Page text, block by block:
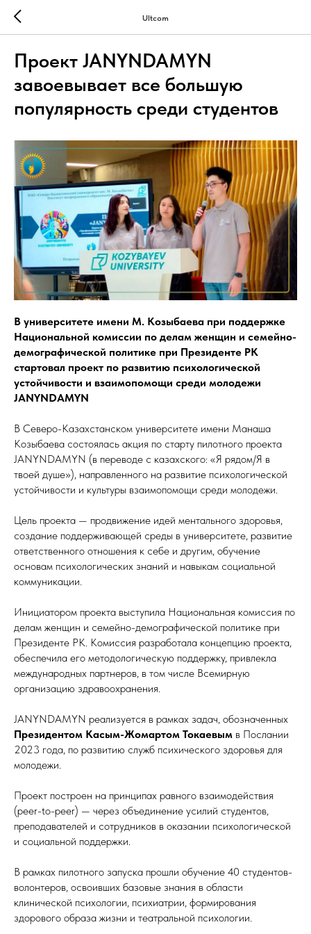
Ultcom
Проект JANYNDAMYN
завоевывает все большую
популярность среди студентов
В университете имени М. Козыбаева при поддержке
Национальной комиссии по делам женщин и семейно-
демографической политике при Президенте РК
стартовал проект по развитию психологической
устойчивости и взаимопомощи среди молодежи
JANYNDAMYN
В Северо-Казахстанском университете имени Манаша
Козыбаева состоялась акция по старту пилотного проекта
JANYNDAMYN (в переводе с казахского: «Я рядом/Я в
твоей душе»), направленного на развитие психологической
устойчивости и культуры взаимопомощи среди молодежи.
Цель проекта — продвижение идей ментального здоровья,
создание поддерживающей среды в университете, развитие
ответственного отношения к себе и другим, обучение
основам психологических знаний и навыкам социальной
коммуникации.
Инициатором проекта выступила Национальная комиссия по
делам женщин и семейно-демографической политике при
Президенте РК. Комиссия разработала концепцию проекта,
обеспечила его методологическую поддержку, привлекла
международных партнеров, в том числе Всемирную
организацию здравоохранения.
JANYNDAMYN реализуется в рамках задач, обозначенных
Президентом Касым-Жомартом Токаевым в Послании
2023 года, по развитию служб психического здоровья для
молодежи.
Проект построен на принципах равного взаимодействия
(peer-to-peer) — через объединение усилий студентов,
преподавателей и сотрудников в оказании психологической
и социальной поддержки.
В рамках пилотного запуска прошли обучение 40 студентов-
волонтеров, освоивших базовые знания в области
клинической психологии, психиатрии, формирования
здорового образа жизни и театральной психологии.